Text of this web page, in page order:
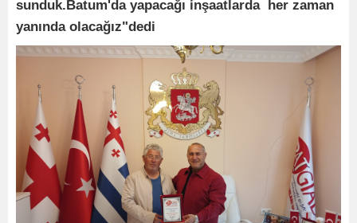
sunduk.Batum'da yapacağı inşaatlarda her zaman
yanında olacağız"dedi